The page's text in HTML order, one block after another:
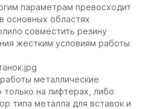
параметрам превосходит
основных областях
совместить резину
жестким условиям работы
металлические
на лифтерах, либо
типа металла для вставок и